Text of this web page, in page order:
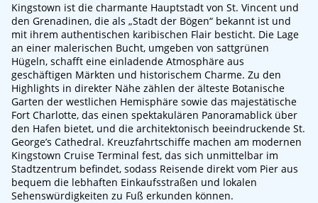
Kingstown ist die charmante Hauptstadt von St. Vincent und
den Grenadinen, die als „Stadt der Bögen“ bekannt ist und
mit ihrem authentischen karibischen Flair besticht. Die Lage
an einer malerischen Bucht, umgeben von sattgrünen
Hügeln, schafft eine einladende Atmosphäre aus
geschäftigen Märkten und historischem Charme. Zu den
Highlights in direkter Nähe zählen der älteste Botanische
Garten der westlichen Hemisphäre sowie das majestätische
Fort Charlotte, das einen spektakulären Panoramablick über
den Hafen bietet, und die architektonisch beeindruckende St.
George’s Cathedral. Kreuzfahrtschiffe machen am modernen
Kingstown Cruise Terminal fest, das sich unmittelbar im
Stadtzentrum befindet, sodass Reisende direkt vom Pier aus
bequem die lebhaften Einkaufsstraßen und lokalen
Sehenswürdigkeiten zu Fuß erkunden können.